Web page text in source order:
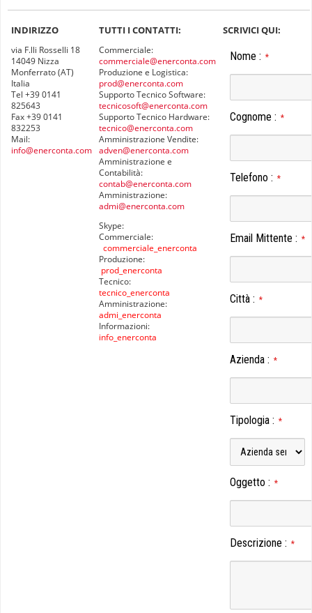
INDIRIZZO
via F.lli Rosselli 18
14049 Nizza
Monferrato (AT)
Italia
Tel +39 0141
825643
Fax +39 0141
832253
Mail:
info@enerconta.com
TUTTI I CONTATTI:
Commerciale:
commerciale@enerconta.com
Produzione e Logistica:
prod@enerconta.com
Supporto Tecnico Software:
tecnicosoft@enerconta.com
Supporto Tecnico Hardware:
tecnico@enerconta.com
Amministrazione Vendite:
adven@enerconta.com
Amministrazione e
Contabilità:
contab@enerconta.com
Amministrazione:
admi@enerconta.com
Skype:
Commerciale:
commerciale_enerconta
Produzione:
prod_enerconta
Tecnico:
tecnico_enerconta
Amministrazione:
admi_enerconta
Informazioni:
info_enerconta
SCRIVICI QUI:
Nome : *
Cognome : *
Telefono : *
Email Mittente : *
Città : *
Azienda : *
Tipologia : *
Oggetto : *
Descrizione : *